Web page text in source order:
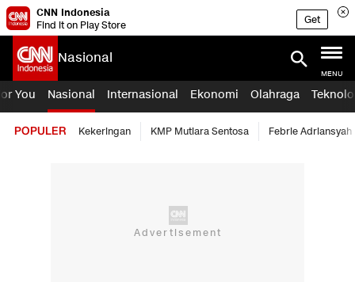
CNN Indonesia
Find it on Play Store
Get
Nasional
MENU
You Nasional Internasional Ekonomi Olahraga
POPULER Kekeringan KMP Mutiara Sentosa Febrie Adriansyah